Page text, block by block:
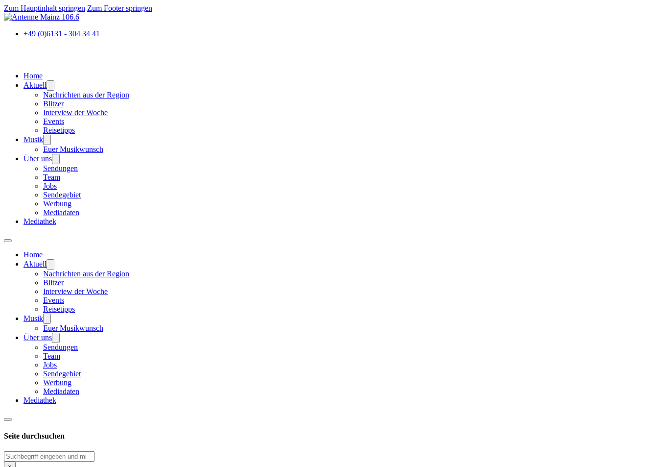
Zum Hauptinhalt springen Zum Footer springen
+49 (0)6131 - 304 34 41
Home
Aktuell
Nachrichten aus der Region
Blitzer
Interview der Woche
Events
Reisetipps
Musik
Euer Musikwunsch
Über uns
Sendungen
Team
Jobs
Sendegebiet
Werbung
Mediadaten
Mediathek
Home
Aktuell
Nachrichten aus der Region
Blitzer
Interview der Woche
Events
Reisetipps
Musik
Euer Musikwunsch
Über uns
Sendungen
Team
Jobs
Sendegebiet
Werbung
Mediadaten
Mediathek
Seite durchsuchen
Suchen